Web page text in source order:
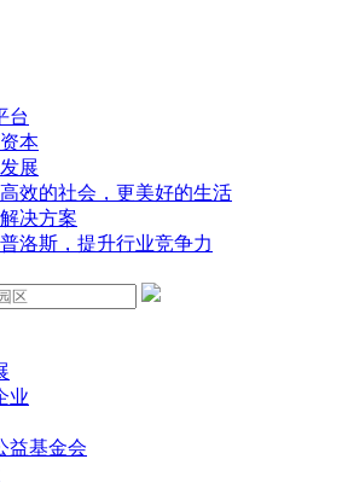
台
本
展
效的社会，更美好的生活
决方案
洛斯，提升行业竞争力
业
益基金会